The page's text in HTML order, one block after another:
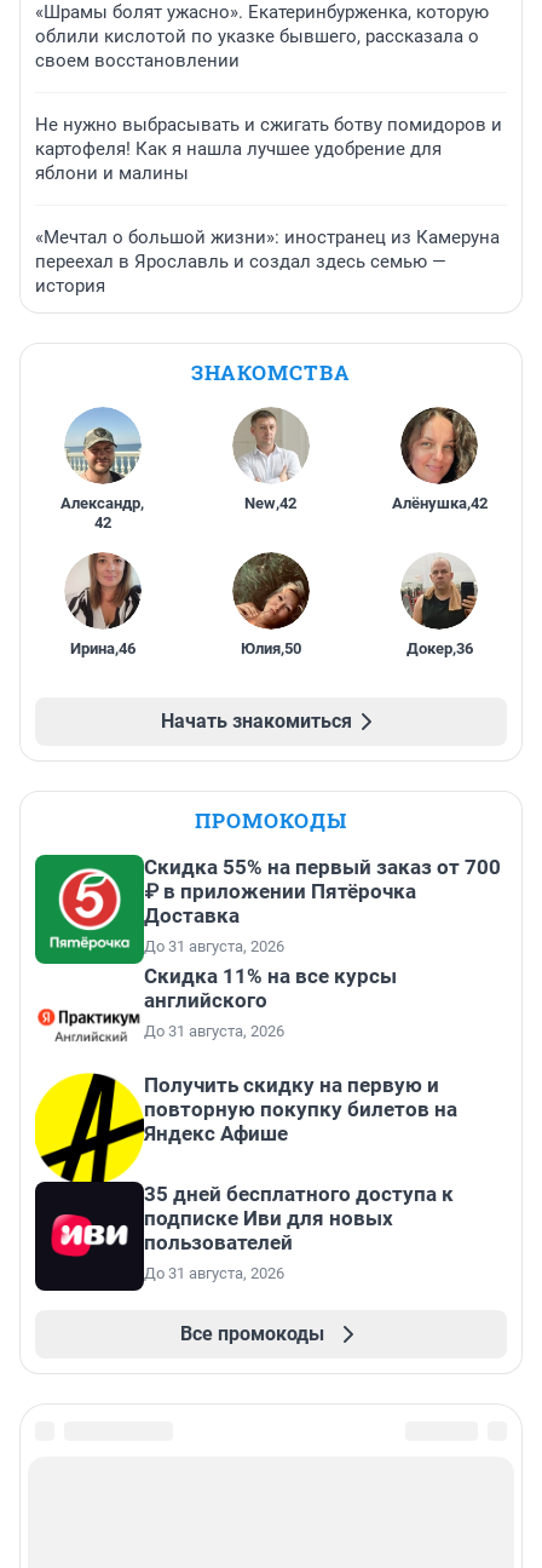
«Шрамы болят ужасно». Екатеринбурженка, которую
облили кислотой по указке бывшего, рассказала о
своем восстановлении
Не нужно выбрасывать и сжигать ботву помидоров и
картофеля! Как я нашла лучшее удобрение для
яблони и малины
«Мечтал о большой жизни»: иностранец из Камеруна
переехал в Ярославль и создал здесь семью —
история
ЗНАКОМСТВА
Александр,
42
New,42 Алёнушка,42
Ирина,46 Юлия,50 Докер,36
Начать знакомиться
ПРОМОКОДЫ
Скидка 55% на первый заказ от 700
₽ в приложении Пятёрочка
Доставка
До 31 августа, 2026
Скидка 11% на все курсы
английского
До 31 августа, 2026
Получить скидку на первую и
повторную покупку билетов на
Яндекс Афише
35 дней бесплатного доступа к
подписке Иви для новых
пользователей
До 31 августа, 2026
Все промокоды